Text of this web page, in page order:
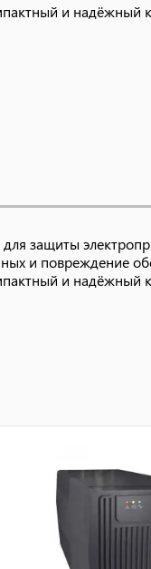
и
защиты
и повреждение
и